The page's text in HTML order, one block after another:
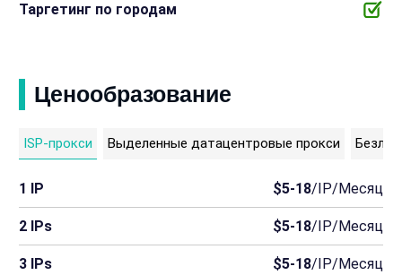
Таргетинг по городам
Ценообразование
ISP-прокси Выделенные датацентровые прокси
1 IP $5-18/IP/Месяц
2 IPs $5-18/IP/Месяц
3 IPs $5-18/IP/Месяц